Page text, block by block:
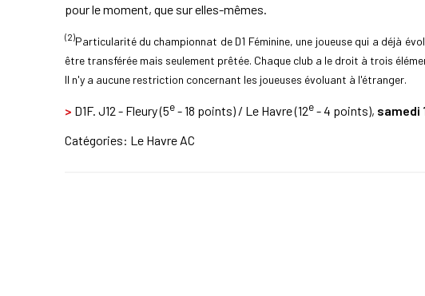
pour le moment, que sur elles-mêmes.
(2)Particularité du championnat de D1 Féminine, une joueuse qui a déjà
être transférée mais seulement prêtée. Chaque club a le droit à trois
Il n'y a aucune restriction concernant les joueuses évoluant à l'étranger.
> D1F. J12 - Fleury (5e- 18 points) / Le Havre (12e- 4 points), samedi
Catégories: Le Havre AC